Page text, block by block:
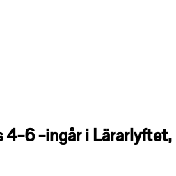
4-6 -ingår i Lärarlyftet,